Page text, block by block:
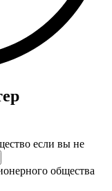
если вы не
общества